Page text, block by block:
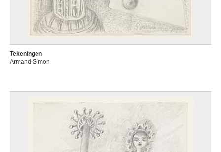
Tekeningen
Armand Simon